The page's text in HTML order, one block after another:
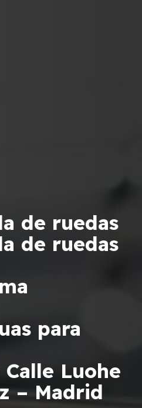
de ruedas
de ruedas
para
– Madrid